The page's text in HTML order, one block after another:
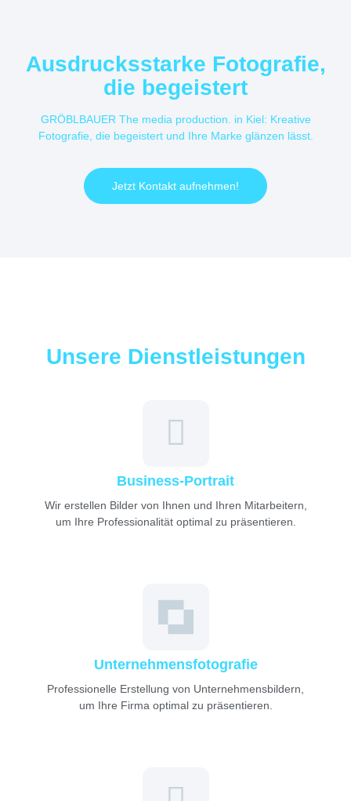
Ausdrucksstarke Fotografie,
die begeistert
GRÖBLBAUER The media production. in Kiel: Kreative
Fotografie, die begeistert und Ihre Marke glänzen lässt.
Jetzt Kontakt aufnehmen!
Unsere Dienstleistungen
Business-Portrait
Wir erstellen Bilder von Ihnen und Ihren Mitarbeitern,
um Ihre Professionalität optimal zu präsentieren.
Unternehmensfotografie
Professionelle Erstellung von Unternehmensbildern,
um Ihre Firma optimal zu präsentieren.